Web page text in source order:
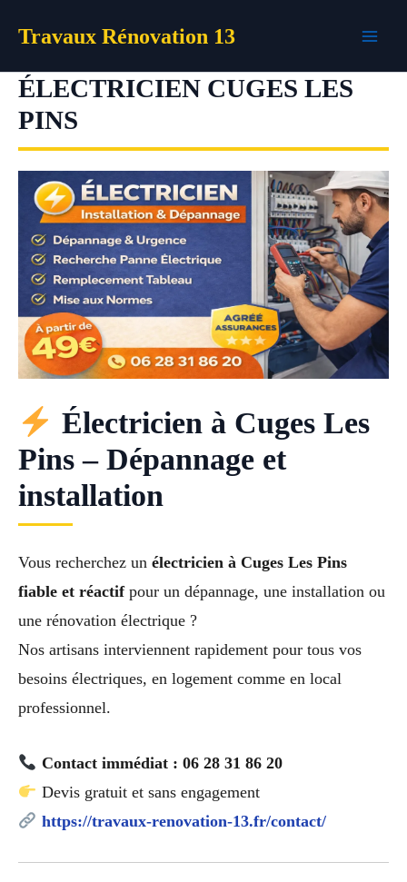
Travaux Rénovation 13
ÉLECTRICIEN CUGES LES
PINS
Électricien à Cuges Les
Pins – Dépannage et
installation
Vous recherchez un électricien à Cuges Les Pins
fiable et réactifpour un dépannage, une installation ou
une rénovation électrique ?
Nos artisans interviennent rapidement pour tous vos
besoins électriques, en logement comme en local
professionnel.
Contact immédiat : 06 28 31 86 20
Devis gratuit et sans engagement
https://travaux-renovation-13.fr/contact/